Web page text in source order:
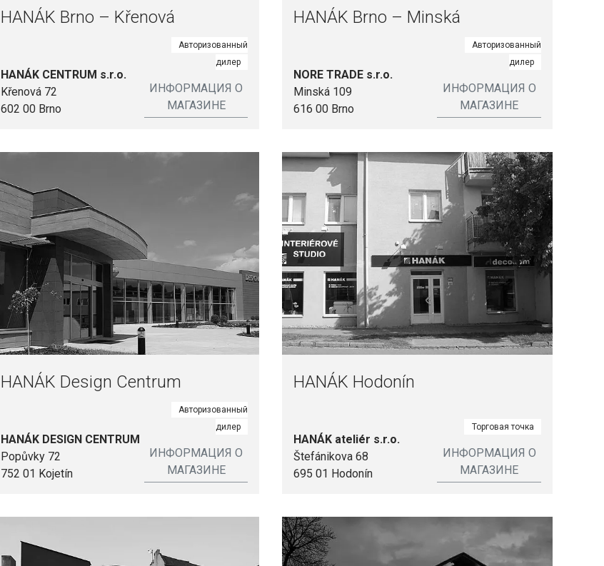
HANÁK Brno – Křenová
HANÁK CENTRUM s.r.o.
Křenová 72
602 00 Brno
Авторизованный
дилер
ИНФОРМАЦИЯ О
МАГАЗИНЕ
HANÁK Brno – Minská
NORE TRADE s.r.o.
Minská 109
616 00 Brno
Авторизованный
дилер
ИНФОРМАЦИЯ О
МАГАЗИНЕ
HANÁK Design Centrum
HANÁK DESIGN CENTRUM
Popůvky 72
752 01 Kojetín
Авторизованный
дилер
ИНФОРМАЦИЯ О
МАГАЗИНЕ
HANÁK Hodonín
HANÁK ateliér s.r.o.
Štefánikova 68
695 01 Hodonín
Торговая точка
ИНФОРМАЦИЯ О
МАГАЗИНЕ